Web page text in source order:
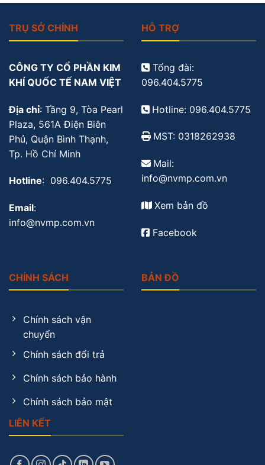
TRỤ SỞ CHÍNH
CÔNG TY CỔ PHẦN KIM
KHÍ QUỐC TẾ NAM VIỆT
Địa chỉ: Tầng 9, Tòa Pearl
Plaza, 561A Điện Biên
Phủ, Quận Bình Thạnh,
Tp. Hồ Chí Minh
Hotline: 096.404.5775
Email:
info@nvmp.com.vn
HỖ TRỢ
Tổng đài:
096.404.5775
Hotline: 096.404.5775
MST: 0318262938
Mail:
info@nvmp.com.vn
Xem bản đồ
Facebook
CHÍNH SÁCH
Chính sách vận
chuyển
Chính sách đổi trả
Chính sách bảo hành
Chính sách bảo mật
LIÊN KẾT
BẢN ĐỒ